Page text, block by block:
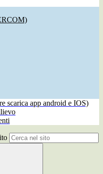
scarica app android e IOS)